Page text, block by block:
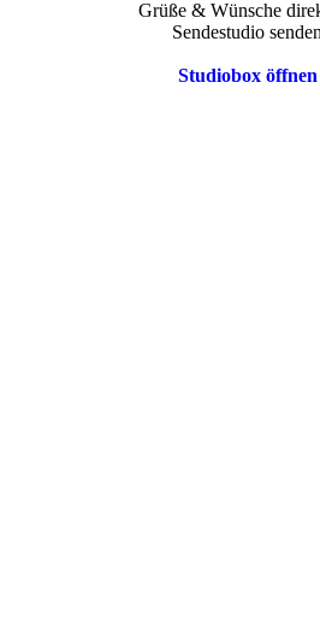
Grüße & Wünsche
Sendestudio senden
Studiobox öffnen